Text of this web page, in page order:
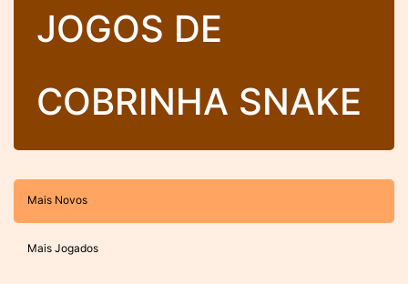
JOGOS DE
COBRINHA SNAKE
Mais Novos
Mais Jogados